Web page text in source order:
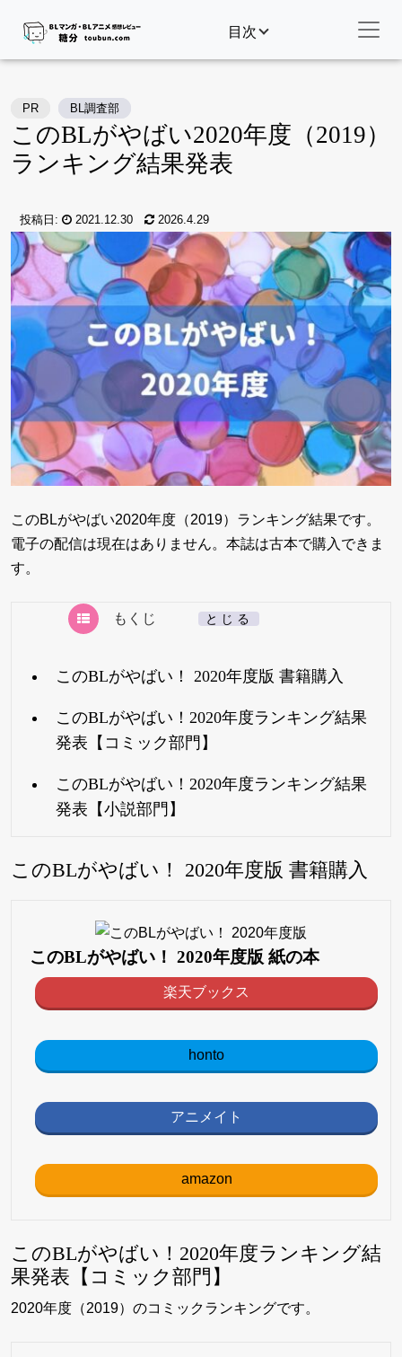
目次
PR BL調査部
このBLがやばい2020年度（2019）
ランキング結果発表
投稿日: 2021.12.30 2026.4.29
このBLがやばい2020年度（2019）ランキング結果です。
電子の配信は現在はありません。本誌は古本で購入できま
す。
もくじ とじる
このBLがやばい！ 2020年度版 書籍購入
このBLがやばい！2020年度ランキング結果
発表【コミック部門】
このBLがやばい！2020年度ランキング結果
発表【小説部門】
このBLがやばい！ 2020年度版 書籍購入
このBLがやばい！ 2020年度版 紙の本
楽天ブックス
honto
アニメイト
amazon
このBLがやばい！2020年度ランキング結
果発表【コミック部門】
2020年度（2019）のコミックランキングです。